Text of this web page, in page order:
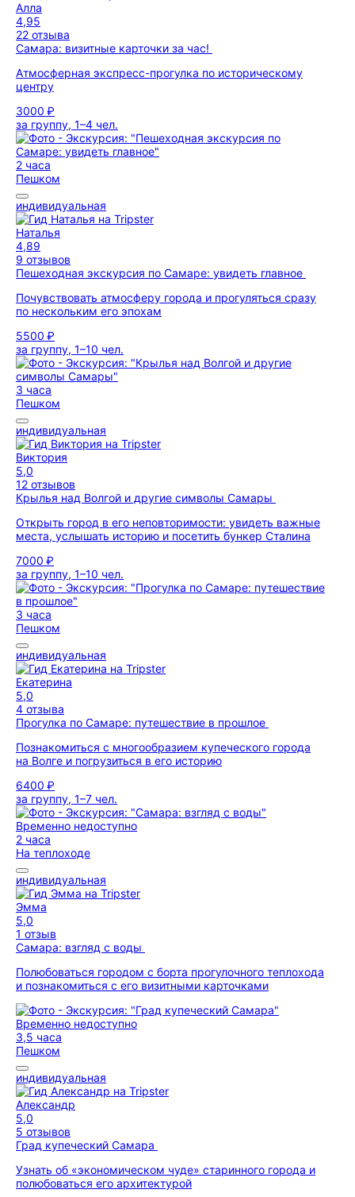
Алла
4,95
22 отзыва
Самара: визитные карточки за час!
Атмосферная экспресс-прогулка по историческому
центру
3000 ₽
за группу, 1–4 чел.
2 часа
Пешком
индивидуальная
Наталья
4,89
9 отзывов
Пешеходная экскурсия по Самаре: увидеть главное
Почувствовать атмосферу города и прогуляться сразу
по нескольким его эпохам
5500 ₽
за группу, 1–10 чел.
3 часа
Пешком
индивидуальная
Виктория
5,0
12 отзывов
Крылья над Волгой и другие символы Самары
Открыть город в его неповторимости: увидеть важные
места, услышать историю и посетить бункер Сталина
7000 ₽
за группу, 1–10 чел.
3 часа
Пешком
индивидуальная
Екатерина
5,0
4 отзыва
Прогулка по Самаре: путешествие в прошлое
Познакомиться с многообразием купеческого города
на Волге и погрузиться в его историю
6400 ₽
за группу, 1–7 чел.
Временно недоступно
2 часа
На теплоходе
индивидуальная
Эмма
5,0
1 отзыв
Самара: взгляд с воды
Полюбоваться городом с борта прогулочного теплохода
и познакомиться с его визитными карточками
Временно недоступно
3,5 часа
Пешком
индивидуальная
Александр
5,0
5 отзывов
Град купеческий Самара
Узнать об «экономическом чуде» старинного города и
полюбоваться его архитектурой